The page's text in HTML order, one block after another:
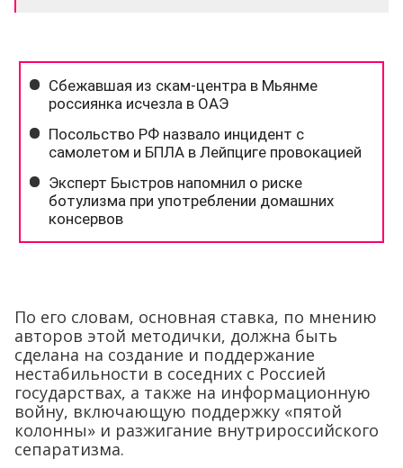
По его словам, основная ставка, по мнению
авторов этой методички, должна быть
сделана на создание и поддержание
нестабильности в соседних с Россией
государствах, а также на информационную
войну, включающую поддержку «пятой
колонны» и разжигание внутрироссийского
сепаратизма.